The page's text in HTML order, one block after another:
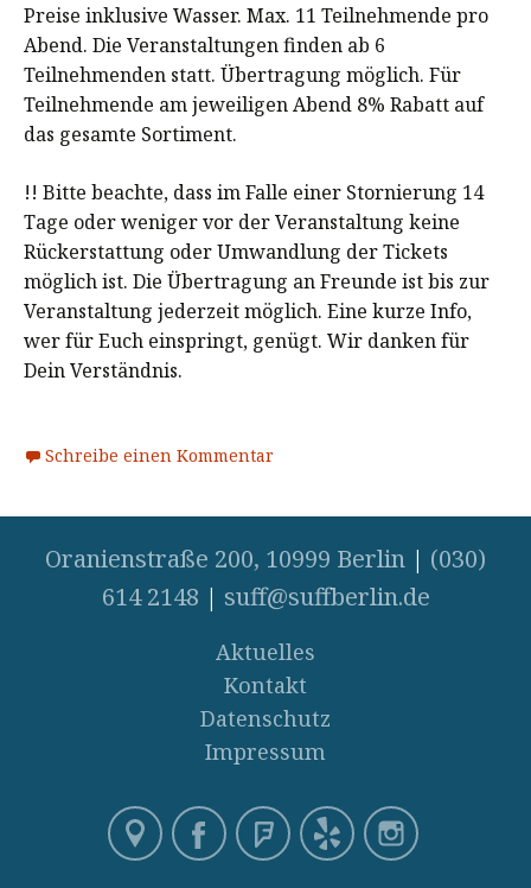
Preise inklusive Wasser. Max. 11 Teilnehmende pro
Abend. Die Veranstaltungen finden ab 6
Teilnehmenden statt. Übertragung möglich. Für
Teilnehmende am jeweiligen Abend 8% Rabatt auf
das gesamte Sortiment.
!! Bitte beachte, dass im Falle einer Stornierung 14
Tage oder weniger vor der Veranstaltung keine
Rückerstattung oder Umwandlung der Tickets
möglich ist. Die Übertragung an Freunde ist bis zur
Veranstaltung jederzeit möglich. Eine kurze Info,
wer für Euch einspringt, genügt. Wir danken für
Dein Verständnis.
Schreibe einen Kommentar
Oranienstraße 200, 10999 Berlin | (030)
614 2148 | suff@suffberlin.de
Aktuelles
Kontakt
Datenschutz
Impressum